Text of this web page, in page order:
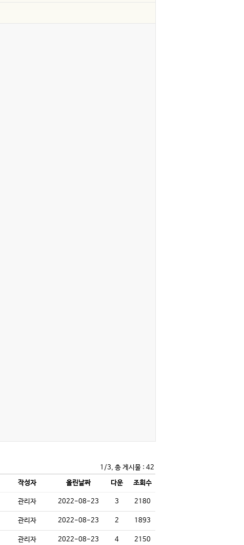
1/3, 총 게시물 : 42
작성자 올린날짜 다운 조회수
관리자 2022-08-23 3 2180
관리자 2022-08-23 2 1893
관리자 2022-08-23 4 2150